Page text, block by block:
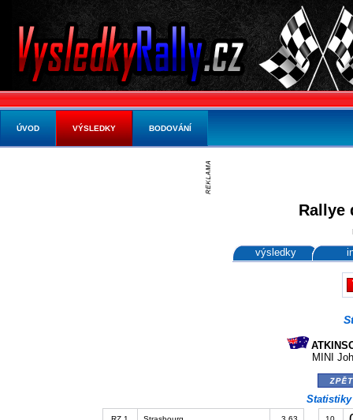
Rallye
výsledky
MINI
ÚVOD VÝSLEDKY BODOVÁNÍ